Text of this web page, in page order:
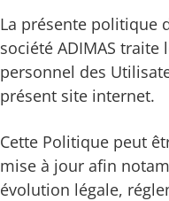
La présente politique
société ADIMAS traite
personnel des
présent site internet.
Cette Politique peut
mise à jour afin
évolution légale,